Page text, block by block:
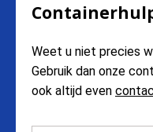
Weet u niet precies
Gebruik dan onze
ook altijd even